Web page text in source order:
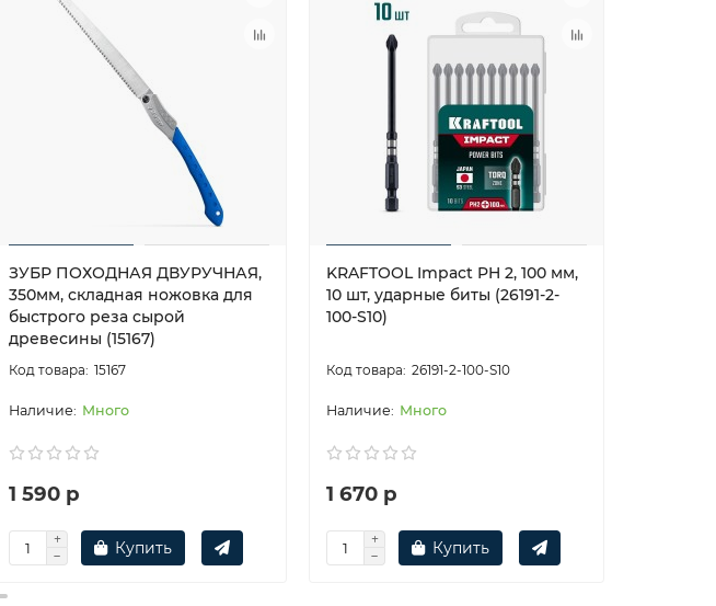
ЗУБР ПОХОДНАЯ ДВУРУЧНАЯ,
350мм, складная ножовка для
быстрого реза сырой
древесины (15167)
15167
Много
1 590 р
Купить
KRAFTOOL Impact PH 2, 100 мм,
10 шт, ударные биты (26191-2-
100-S10)
26191-2-100-S10
Много
1 670 р
Купить